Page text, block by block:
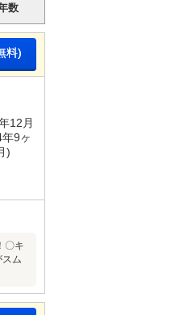
数
料)
12月
9ヶ
)
〇キ
ム